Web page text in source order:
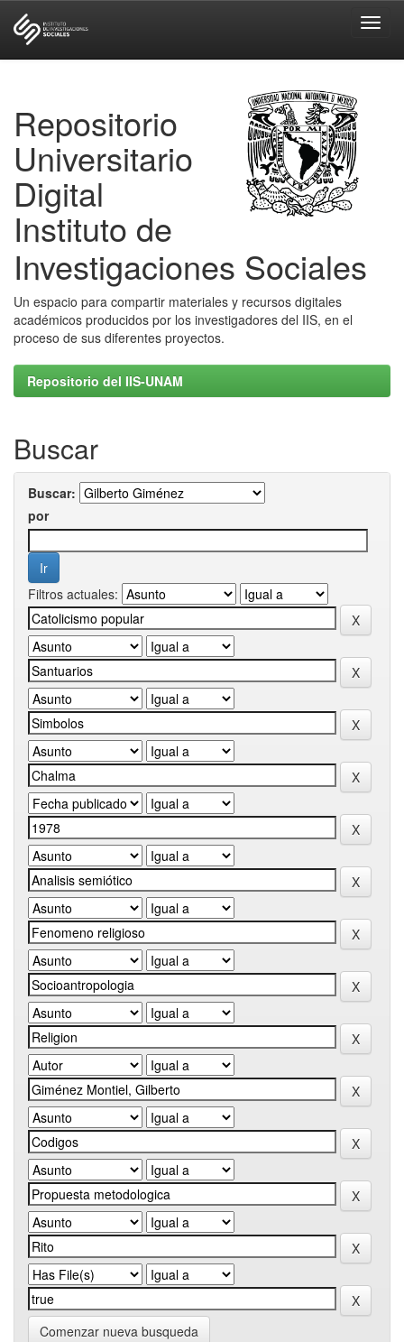
Repositorio
Universitario
Digital
Instituto de
Investigaciones Sociales
Un espacio para compartir materiales y recursos digitales
académicos producidos por los investigadores del IIS, en el
proceso de sus diferentes proyectos.
Repositorio del IIS-UNAM
Buscar
Buscar:
por
Filtros actuales:
Comenzar nueva busqueda